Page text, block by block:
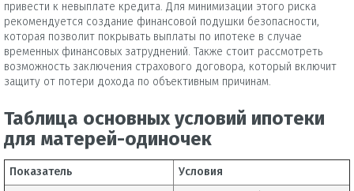
привести к невыплате кредита. Для минимизации этого риска
рекомендуется создание финансовой подушки безопасности,
которая позволит покрывать выплаты по ипотеке в случае
временных финансовых затруднений. Также стоит рассмотреть
возможность заключения страхового договора, который включит
защиту от потери дохода по объективным причинам.
Таблица основных условий ипотеки
для матерей-одиночек
Показатель Условия